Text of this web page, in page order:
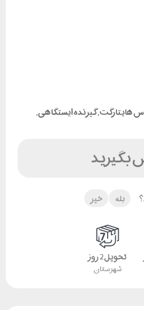
هایتارگت,گیرنده ایستگاهی,
بگیرید
بله خیر
تحویل 2 روز
شهرستان